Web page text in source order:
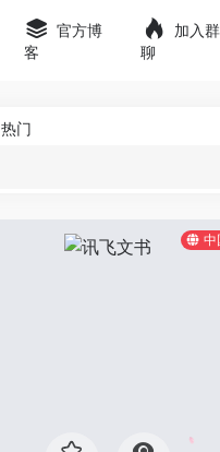
官方博
客
加入群
聊
热门
中